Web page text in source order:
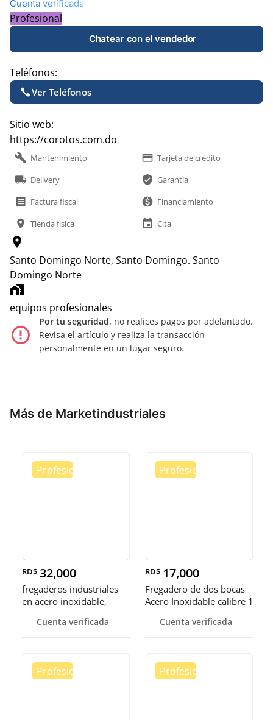
Cuenta verificada
Profesional
Chatear con el vendedor
Teléfonos:
Ver Teléfonos
Sitio web:
https://corotos.com.do
build Mantenimiento payment Tarjeta de crédito
local_shipping Delivery verified_user Garantía
receipt Factura fiscal monetization_on Financiamiento
location_on Tienda física event Cita
location_on
Santo Domingo Norte, Santo Domingo. Santo
Domingo Norte
home_work
equipos profesionales
error_outline
Por tu seguridad, no realices pagos por adelantado.
Revisa el artículo y realiza la transacción
personalmente en un lugar seguro.
Más de Marketindustriales
RD$ 32,000
fregaderos industriales
en acero inoxidable,
Cuenta verificada
RD$ 17,000
Fregadero de dos bocas
Acero Inoxidable calibre 1
Cuenta verificada